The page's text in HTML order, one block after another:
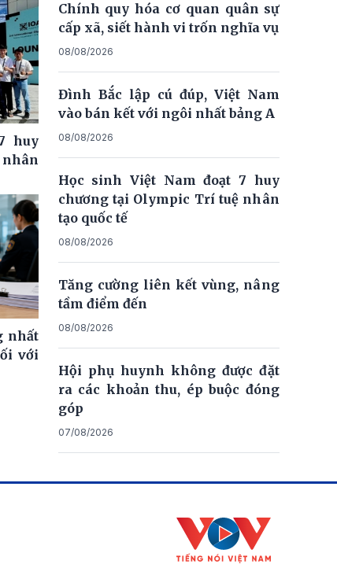
huy
nhất
với
Chính quy hóa cơ quan quân sự
cấp xã, siết hành vi trốn nghĩa vụ
08/08/2026
Đình Bắc lập cú đúp, Việt Nam
vào bán kết với ngôi nhất bảng A
08/08/2026
Học sinh Việt Nam đoạt 7 huy
chương tại Olympic Trí tuệ nhân
tạo quốc tế
08/08/2026
Tăng cường liên kết vùng, nâng
tầm điểm đến
08/08/2026
Hội phụ huynh không được đặt
ra các khoản thu, ép buộc đóng
góp
07/08/2026